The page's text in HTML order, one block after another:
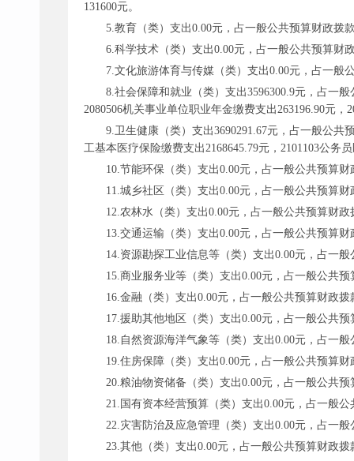
131600元。
5.教育（类）支出0.00元，占一般公共预算财政拨
6.科学技术（类）支出0.00元，占一般公共预算财
7.文化旅游体育与传媒（类）支出0.00元，占一般
8.社会保障和就业（类）支出3596300.9元，占一
2080506机关事业单位职业年金缴费支出263196.90元，
9.卫生健康（类）支出3690291.67元，占一般公共
工基本医疗保险缴费支出2168645.79元，2101103公务
10.节能环保（类）支出0.00元，占一般公共预算
11.城乡社区（类）支出0.00元，占一般公共预算
12.农林水（类）支出0.00元，占一般公共预算财政
13.交通运输（类）支出0.00元，占一般公共预算
14.资源勘探工业信息等（类）支出0.00元，占一
15.商业服务业等（类）支出0.00元，占一般公共
16.金融（类）支出0.00元，占一般公共预算财政拨
17.援助其他地区（类）支出0.00元，占一般公共
18.自然资源海洋气象等（类）支出0.00元，占一
19.住房保障（类）支出0.00元，占一般公共预算
20.粮油物资储备（类）支出0.00元，占一般公共
21.国有资本经营预算（类）支出0.00元，占一般
22.灾害防治及应急管理（类）支出0.00元，占一
23.其他（类）支出0.00元，占一般公共预算财政拨